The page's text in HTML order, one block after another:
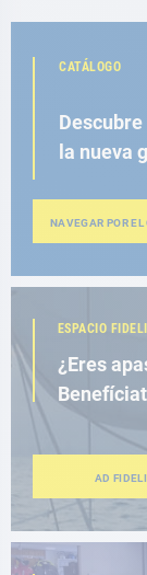
CATÁLOGO
Descubre
la nueva
NAVEGAR POR EL
ESPACIO
¿Eres
AD